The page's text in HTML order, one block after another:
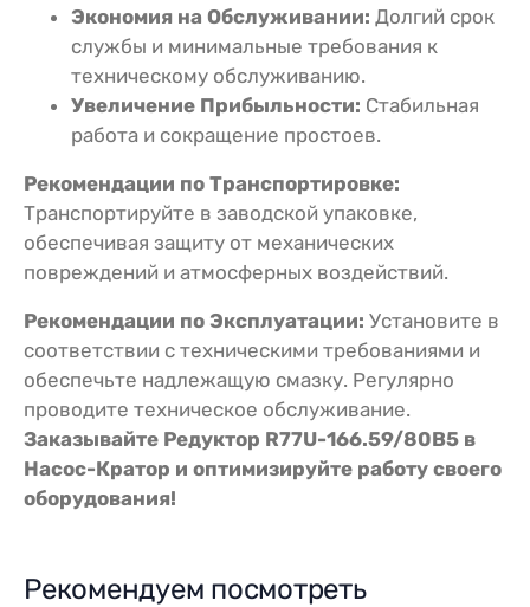
Экономия на Обслуживании: Долгий срок
службы и минимальные требования к
техническому обслуживанию.
Увеличение Прибыльности: Стабильная
работа и сокращение простоев.
Рекомендации по Транспортировке:
Транспортируйте в заводской упаковке,
обеспечивая защиту от механических
повреждений и атмосферных воздействий.
Рекомендации по Эксплуатации: Установите в
соответствии с техническими требованиями и
обеспечьте надлежащую смазку. Регулярно
проводите техническое обслуживание.
Заказывайте Редуктор R77U-166.59/80В5 в
Насос-Кратор и оптимизируйте работу своего
оборудования!
Рекомендуем посмотреть